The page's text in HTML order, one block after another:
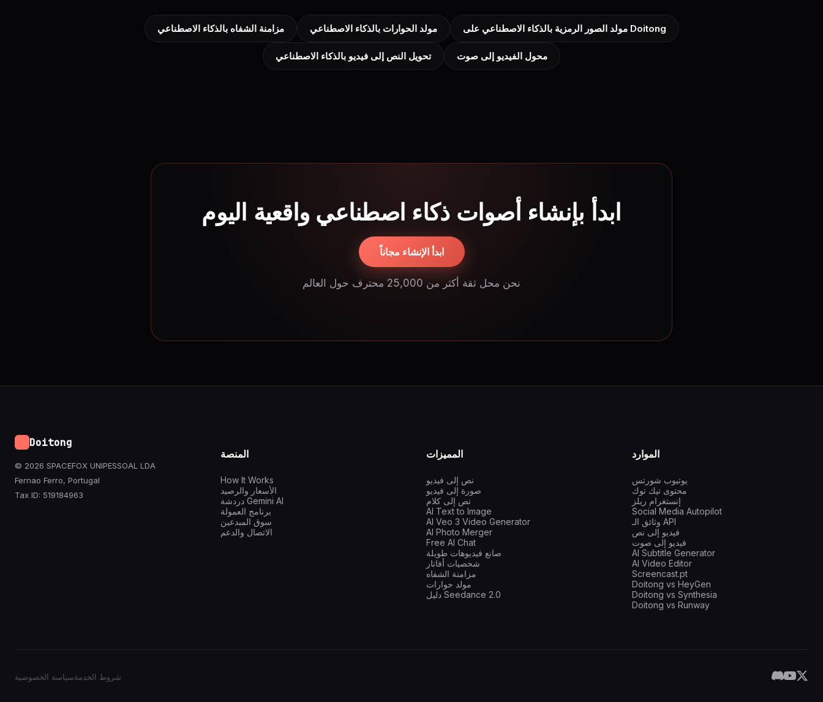
مزامنة الشفاه بالذكاء الاصطناعي مولد الحوارات بالذكاء الاصطناعي مولد الصور الرمزية بالذكاء الاصطناعي على Doitong
تحويل النص إلى فيديو بالذكاء الاصطناعي محول الفيديو إلى صوت
ابدأ بإنشاء أصوات ذكاء اصطناعي واقعية اليوم
ابدأ الإنشاء مجاناً
نحن محل ثقة أكثر من 25,000 محترف حول العالم
Doitong
© 2026 SPACEFOX UNIPESSOAL LDA
Fernao Ferro, Portugal
Tax ID: 519184963
المنصة
How It Works
الأسعار والرصيد
دردشة Gemini AI
برنامج العمولة
سوق المبدعين
الاتصال والدعم
المميزات
نص إلى فيديو
صورة إلى فيديو
نص إلى كلام
AI Text to Image
AI Veo 3 Video Generator
AI Photo Merger
Free AI Chat
صانع فيديوهات طويلة
شخصيات أفاتار
مزامنة الشفاه
مولد حوارات
دليل Seedance 2.0
الموارد
يوتيوب شورتس
محتوى تيك توك
إنستغرام ريلز
Social Media Autopilot
وثائق الـ API
فيديو إلى نص
فيديو إلى صوت
AI Subtitle Generator
AI Video Editor
Screencast.pt
Doitong vs HeyGen
Doitong vs Synthesia
Doitong vs Runway
سياسة الخصوصيةشروط الخدمة